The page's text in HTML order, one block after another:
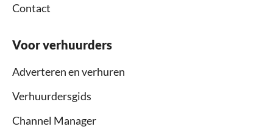
Contact
Voor verhuurders
Adverteren en verhuren
Verhuurdersgids
Channel Manager